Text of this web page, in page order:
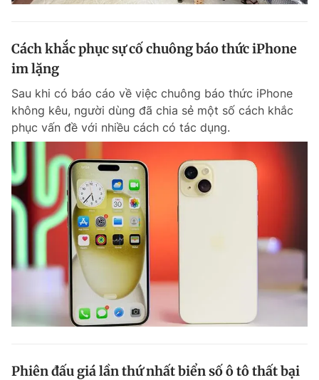
Phó tổng biên tập: Lâm Hiếu Dũng
Phó tổng biên tập: Trần Việt Hưng
Tổng thư ký tòa soạn: Đức Trung
Giấy phép xuất bản số 110/GP - BTTTT cấp ngày 24.3.2020
© 2003-2026 Bản quyền thuộc về Báo Thanh Niên. Cấm sao chép
dưới mọi hình thức nếu không có sự chấp thuận bằng văn bản.
Phát triển bởi ePi Technologies, JSC.
Cách khắc phục sự cố chuông báo thức iPhone
im lặng
Sau khi có báo cáo về việc chuông báo thức iPhone
không kêu, người dùng đã chia sẻ một số cách khắc
phục vấn đề với nhiều cách có tác dụng.
Phiên đấu giá lần thứ nhất biển số ô tô thất bại